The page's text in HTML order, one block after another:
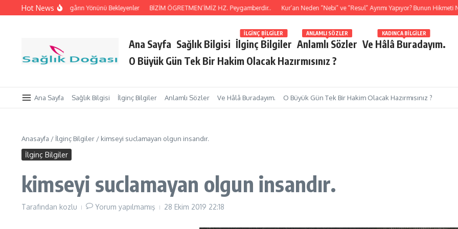
İçeriğe atlaHot News
Eller Rüzgârın Yönünü Bekleyenler BİZİM ÖGRETMEN’İMİZ HZ. Peygamberdir.. Kur’an Neden “Nebi” ve “Resul” Ayrımı Yapıyor? Bunun Hikmeti Nedir?
Ana Sayfa Sağlık Bilgisi İlginç Bilgiler
İLGINÇ BILGILER
Anlamlı Sözler
ANLAMLI SÖZLER
Ve Hâlâ Buradayım.
KADINCA BILGILER
O Büyük Gün Tek Bir Hakim Olacak Hazırmısınız ?
Ana Sayfa Sağlık Bilgisi İlginç Bilgiler Anlamlı Sözler Ve Hâlâ Buradayım. O Büyük Gün Tek Bir Hakim Olacak Hazırmısınız ?
Anasayfa / İlginç Bilgiler / kimseyi suclamayan olgun insandır.
İlginç Bilgiler
kimseyi suclamayan olgun insandır.
Tarafından kozlu Yorum yapılmamış 28 Ekim 2019 22:18